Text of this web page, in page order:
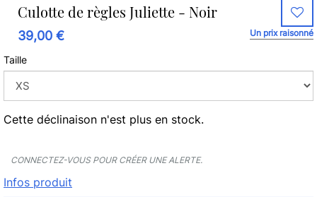
Culotte de règles Juliette - Noir
39,00 € Un prix raisonné
Taille
Cette déclinaison n'est plus en stock.
CONNECTEZ-VOUS POUR CRÉER UNE ALERTE.
Infos produit